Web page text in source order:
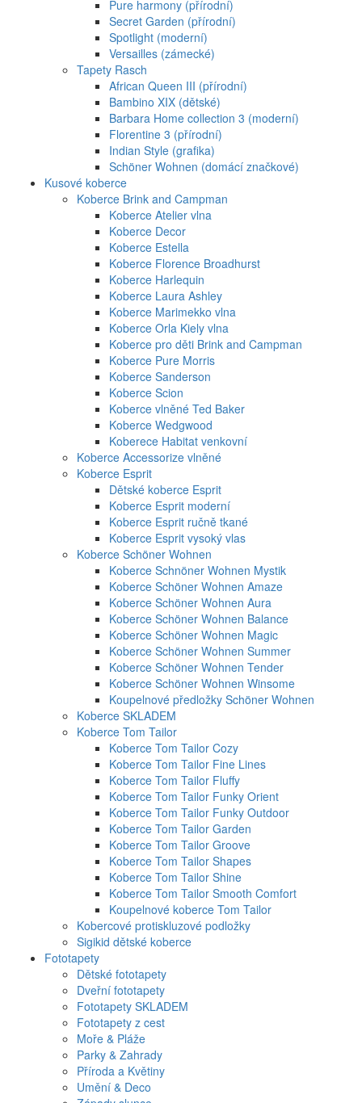
Pure harmony (přírodní)
Secret Garden (přírodní)
Spotlight (moderní)
Versailles (zámecké)
Tapety Rasch
African Queen III (přírodní)
Bambino XIX (dětské)
Barbara Home collection 3 (moderní)
Florentine 3 (přírodní)
Indian Style (grafika)
Schöner Wohnen (domácí značkové)
Kusové koberce
Koberce Brink and Campman
Koberce Atelier vlna
Koberce Decor
Koberce Estella
Koberce Florence Broadhurst
Koberce Harlequin
Koberce Laura Ashley
Koberce Marimekko vlna
Koberce Orla Kiely vlna
Koberce pro děti Brink and Campman
Koberce Pure Morris
Koberce Sanderson
Koberce Scion
Koberce vlněné Ted Baker
Koberce Wedgwood
Koberece Habitat venkovní
Koberce Accessorize vlněné
Koberce Esprit
Dětské koberce Esprit
Koberce Esprit moderní
Koberce Esprit ručně tkané
Koberce Esprit vysoký vlas
Koberce Schöner Wohnen
Koberce Schnöner Wohnen Mystik
Koberce Schöner Wohnen Amaze
Koberce Schöner Wohnen Aura
Koberce Schöner Wohnen Balance
Koberce Schöner Wohnen Magic
Koberce Schöner Wohnen Summer
Koberce Schöner Wohnen Tender
Koberce Schöner Wohnen Winsome
Koupelnové předložky Schöner Wohnen
Koberce SKLADEM
Koberce Tom Tailor
Koberce Tom Tailor Cozy
Koberce Tom Tailor Fine Lines
Koberce Tom Tailor Fluffy
Koberce Tom Tailor Funky Orient
Koberce Tom Tailor Funky Outdoor
Koberce Tom Tailor Garden
Koberce Tom Tailor Groove
Koberce Tom Tailor Shapes
Koberce Tom Tailor Shine
Koberce Tom Tailor Smooth Comfort
Koupelnové koberce Tom Tailor
Kobercové protiskluzové podložky
Sigikid dětské koberce
Fototapety
Dětské fototapety
Dveřní fototapety
Fototapety SKLADEM
Fototapety z cest
Moře & Pláže
Parky & Zahrady
Příroda a Květiny
Umění & Deco